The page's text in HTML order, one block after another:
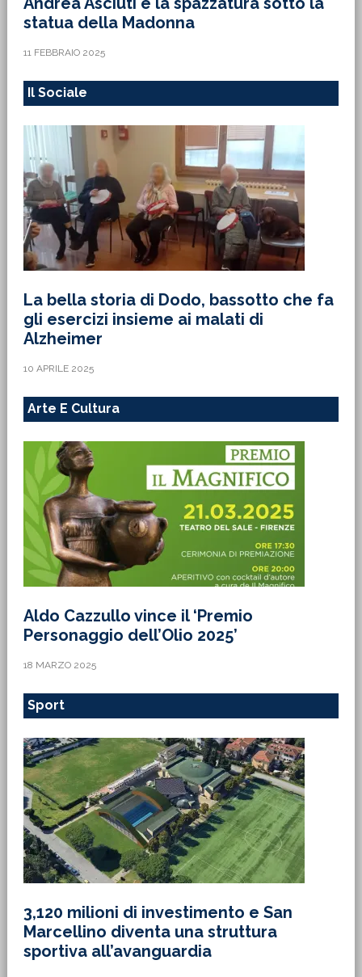
statua della Madonna
11 FEBBRAIO 2025
Il Sociale
La bella storia di Dodo, bassotto che fa
gli esercizi insieme ai malati di
Alzheimer
10 APRILE 2025
Arte E Cultura
Aldo Cazzullo vince il ‘Premio
Personaggio dell’Olio 2025’
18 MARZO 2025
Sport
3,120 milioni di investimento e San
Marcellino diventa una struttura
sportiva all’avanguardia